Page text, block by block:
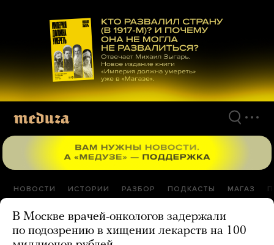
материалам
НОВОСТИ ИСТОРИИ РАЗБОР ПОДКАСТЫ МАГАЗ
В Москве врачей-онкологов задержали
по подозрению в хищении лекарств на 100